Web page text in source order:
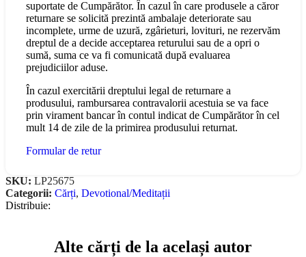
suportate de Cumpărător. În cazul în care produsele a căror
returnare se solicită prezintă ambalaje deteriorate sau
incomplete, urme de uzură, zgârieturi, lovituri, ne rezervăm
dreptul de a decide acceptarea returului sau de a opri o
sumă, suma ce va fi comunicată după evaluarea
prejudiciilor aduse.
În cazul exercitării dreptului legal de returnare a
produsului, rambursarea contravalorii acestuia se va face
prin virament bancar în contul indicat de Cumpărător în cel
mult 14 de zile de la primirea produsului returnat.
Formular de retur
SKU: LP25675
Categorii: Cărți, Devotional/Meditații
Distribuie:
Alte cărți de la același autor